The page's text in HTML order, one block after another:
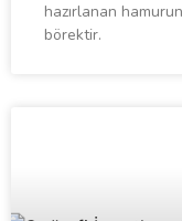
hazırlanan
börektir.